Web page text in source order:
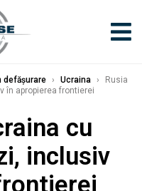
defășurare › Ucraina ›
Rusia
în apropierea frontierei
cu
inclusiv